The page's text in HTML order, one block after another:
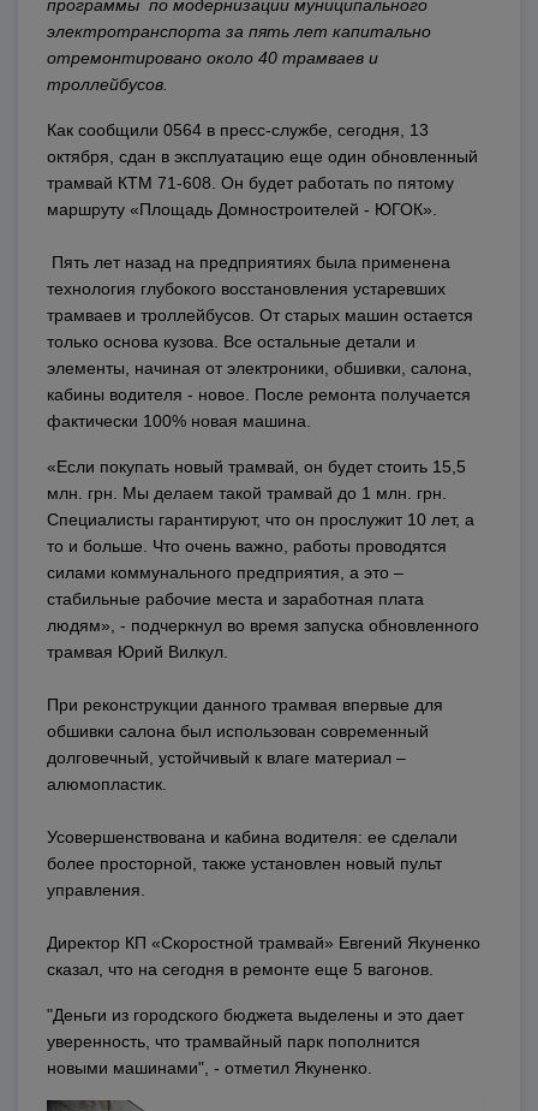
программы по модернизации муниципального
электротранспорта за пять лет капитально
отремонтировано около 40 трамваев и
троллейбусов.
Как сообщили 0564 в пресс-службе, сегодня, 13
октября, сдан в эксплуатацию еще один обновленный
трамвай КТМ 71-608. Он будет работать по пятому
маршруту «Площадь Домностроителей - ЮГОК».
Пять лет назад на предприятиях была применена
технология глубокого восстановления устаревших
трамваев и троллейбусов. От старых машин остается
только основа кузова. Все остальные детали и
элементы, начиная от электроники, обшивки, салона,
кабины водителя - новое. После ремонта получается
фактически 100% новая машина.
«Если покупать новый трамвай, он будет стоить 15,5
млн. грн. Мы делаем такой трамвай до 1 млн. грн.
Специалисты гарантируют, что он прослужит 10 лет, а
то и больше. Что очень важно, работы проводятся
силами коммунального предприятия, а это –
стабильные рабочие места и заработная плата
людям», - подчеркнул во время запуска обновленного
трамвая Юрий Вилкул.
При реконструкции данного трамвая впервые для
обшивки салона был использован современный
долговечный, устойчивый к влаге материал –
алюмопластик.
Усовершенствована и кабина водителя: ее сделали
более просторной, также установлен новый пульт
управления.
Директор КП «Скоростной трамвай» Евгений Якуненко
сказал, что на сегодня в ремонте еще 5 вагонов.
"Деньги из городского бюджета выделены и это дает
уверенность, что трамвайный парк пополнится
новыми машинами", - отметил Якуненко.